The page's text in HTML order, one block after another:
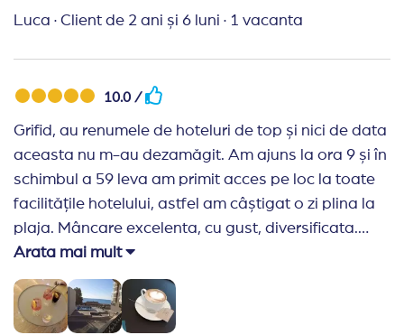
Luca · Client de 2 ani și 6 luni · 1 vacanta
10.0 /
Grifid, au renumele de hoteluri de top și nici de data
aceasta nu m-au dezamăgit. Am ajuns la ora 9 și în
schimbul a 59 leva am primit acces pe loc la toate
facilitățile hotelului, astfel am câștigat o zi plina la
plaja. Mâncare excelenta, cu gust, diversificata.
Curățenia la ea acasă, personal drăguț și dornic sa
rezolve orice cerință. Băutură de buna calitate,
barmani pricepuți în preparat cocktail. Plaja
aproape de hotel și îngrijită, apa curată și
Arata mai mult